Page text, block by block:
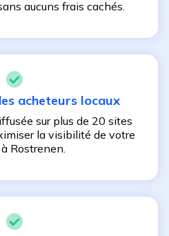
aucuns frais cachés.
acheteurs locaux
sur plus de 20 sites
la visibilité de votre
Rostrenen.